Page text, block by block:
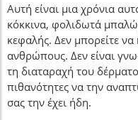
Αυτή είναι μια χρόνια
κόκκινα, φολιδωτά
κεφαλής. Δεν μπορείτε
ανθρώπους. Δεν είναι
τη διαταραχή του
πιθανότητες να την
σας την έχει ήδη.